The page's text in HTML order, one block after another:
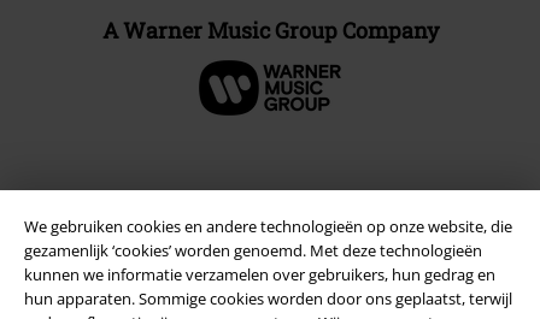
We gebruiken cookies en andere technologieën op onze website, die
gezamenlijk ‘cookies’ worden genoemd. Met deze technologieën
kunnen we informatie verzamelen over gebruikers, hun gedrag en
hun apparaten. Sommige cookies worden door ons geplaatst, terwijl
A Warner Music Group Company
Beveiliging